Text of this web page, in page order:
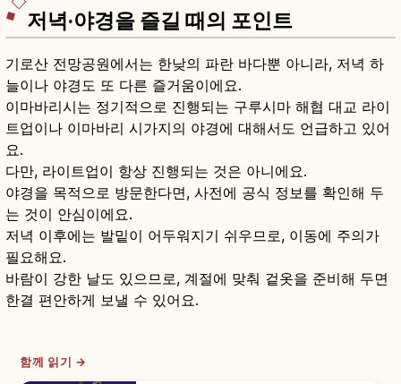
저녁·야경을 즐길 때의 포인트
기로산 전망공원에서는 한낮의 파란 바다뿐 아니라, 저녁 하
늘이나 야경도 또 다른 즐거움이에요.
이마바리시는 정기적으로 진행되는 구루시마 해협 대교 라이
트업이나 이마바리 시가지의 야경에 대해서도 언급하고 있어
요.
다만, 라이트업이 항상 진행되는 것은 아니에요.
야경을 목적으로 방문한다면, 사전에 공식 정보를 확인해 두
는 것이 안심이에요.
저녁 이후에는 발밑이 어두워지기 쉬우므로, 이동에 주의가
필요해요.
바람이 강한 날도 있으므로, 계절에 맞춰 겉옷을 준비해 두면
한결 편안하게 보낼 수 있어요.
함께 읽기 →